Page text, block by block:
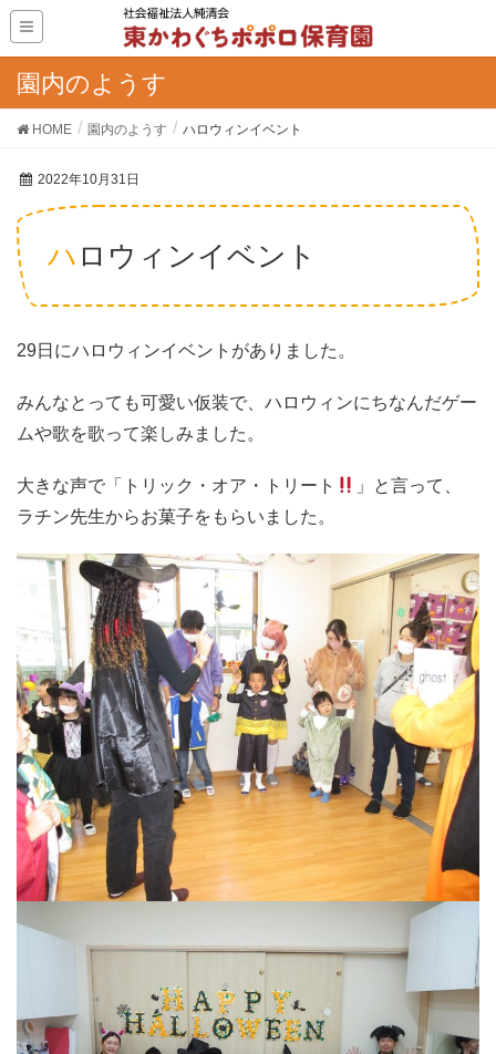
園内のようす
HOME 園内のようす ハロウィンイベント
2022年10月31日
ハロウィンイベント
29日にハロウィンイベントがありました。
みんなとっても可愛い仮装で、ハロウィンにちなんだゲー
ムや歌を歌って楽しみました。
大きな声で「トリック・オア・トリート
」と言って、
ラチン先生からお菓子をもらいました。